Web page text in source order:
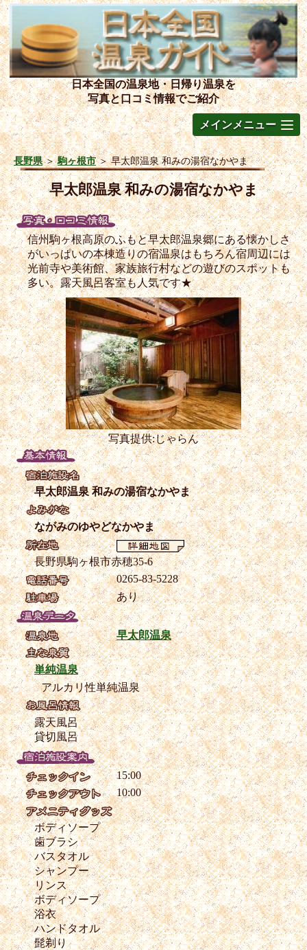
日本全国の温泉地・日帰り温泉を
写真と口コミ情報でご紹介
メインメニュー
長野県＞駒ヶ根市＞早太郎温泉 和みの湯宿なかやま
早太郎温泉 和みの湯宿なかやま
信州駒ヶ根高原のふもと早太郎温泉郷にある懐かしさ
がいっぱいの本棟造りの宿温泉はもちろん宿周辺には
光前寺や美術館、家族旅行村などの遊びのスポットも
多い。露天風呂客室も人気です★
写真提供:じゃらん
早太郎温泉 和みの湯宿なかやま
ながみのゆやどなかやま
長野県駒ヶ根市赤穂35-6
0265-83-5228
あり
早太郎温泉
単純温泉
アルカリ性単純温泉
露天風呂
貸切風呂
15:00
10:00
ボディソープ
歯ブラシ
バスタオル
シャンプー
リンス
ボディソープ
浴衣
ハンドタオル
髭剃り